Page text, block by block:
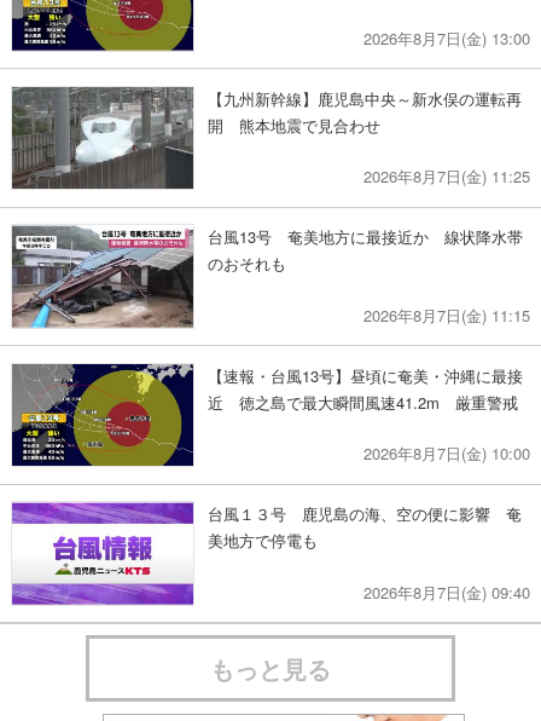
2026年8月7日(金) 13:00
【九州新幹線】鹿児島中央～新水俣の運転再
開 熊本地震で見合わせ
2026年8月7日(金) 11:25
台風13号 奄美地方に最接近か 線状降水帯
のおそれも
2026年8月7日(金) 11:15
【速報・台風13号】昼頃に奄美・沖縄に最接
近 徳之島で最大瞬間風速41.2m 厳重警戒
2026年8月7日(金) 10:00
台風１３号 鹿児島の海、空の便に影響 奄
美地方で停電も
2026年8月7日(金) 09:40
もっと見る